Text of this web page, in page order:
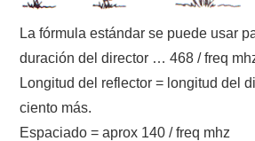
La fórmula estándar se puede usar
duración del director … 468 / freq
Longitud del reflector = longitud del
ciento más.
Espaciado = aprox 140 / freq mhz